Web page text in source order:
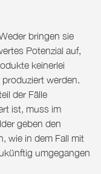
bringen sie
Potenzial auf,
keinerlei
werden.
der Fälle
ist, muss im
geben den
wie in dem Fall mit
umgegangen